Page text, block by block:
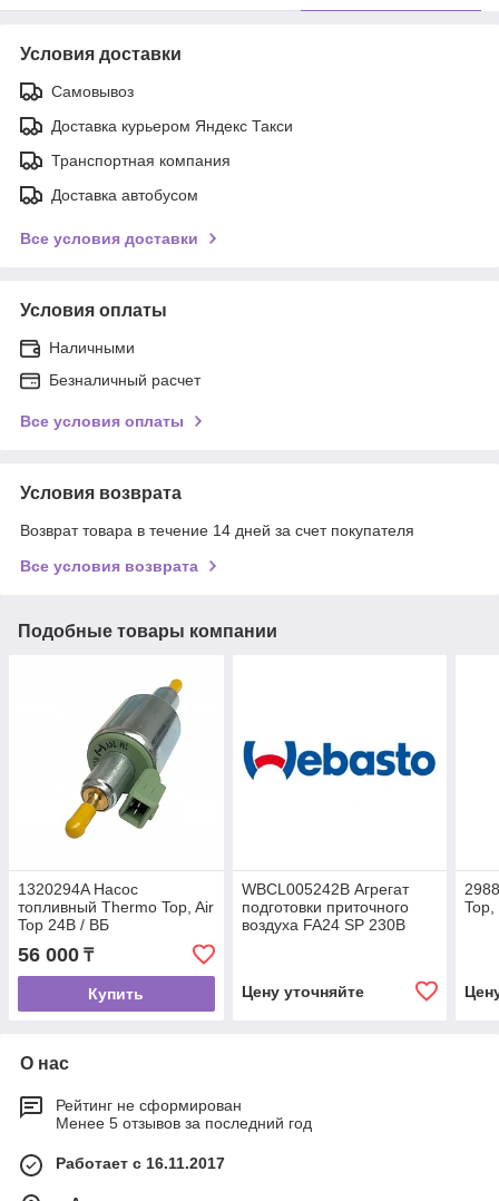
Условия доставки
Самовывоз
Доставка курьером Яндекс Такси
Транспортная компания
Доставка автобусом
Все условия доставки
Условия оплаты
Наличными
Безналичный расчет
Все условия оплаты
Условия возврата
Возврат товара в течение 14 дней за счет покупателя
Все условия возврата
Подобные товары компании
1320294A Насос
топливный Thermo Top, Air
Top 24В / ВБ
56 000 ₸
Купить
WBCL005242B Агрегат
подготовки приточного
воздуха FA24 SP 230В
Цену уточняйте
О нас
Рейтинг не сформирован
Менее 5 отзывов за последний год
Работает с 16.11.2017